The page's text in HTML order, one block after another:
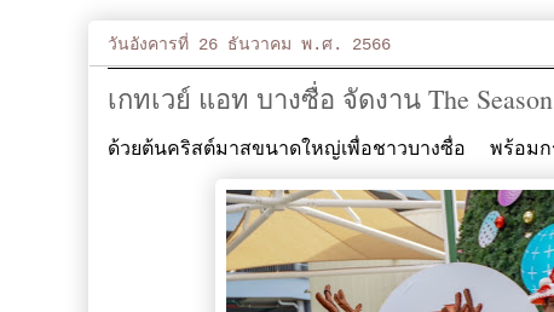
วันอังคารที่ 26 ธันวาคม พ.ศ. 2566
เกทเวย์ แอท บางซื่อ จัดงาน The
ด้วยต้นคริสต์มาสขนาดใหญ่เพื่อชาวบางซื่อ พร้อม